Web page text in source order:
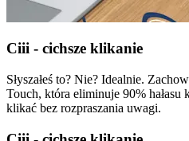
Ciii - cichsze klikanie
Słyszałeś to? Nie? Idealnie.
Touch, która eliminuje 90% hałasu
klikać bez rozpraszania uwagi.